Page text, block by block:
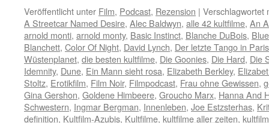
Veröffentlicht unter Film, Podcast, Rezension | Verschlagwortet
A Streetcar Named Desire, Alec Baldwyn, alle 42 kultfilme, An
arnold monti, arnold monty, Basic Instinct, Blanche DuBois,
Blanchett, Color Of Night, David Lynch, Der letzte Tango in Paris
Wüstenplanet, die besten kultfilme, Die Goonies, Die Hard, Die
Idemnity, Dune, Ein Mann sieht rosa, Elizabeth Berkley,
Stoltz, Erotikfilm, Film Noir, Filmpodcast, Frau ohne Gewissen,
Gina Gershon, Goldene Himbeere, Groucho Marx, Hanna And
Schwestern, Ingmar Bergman, Innenleben, Joe Estzsterhas,
definition, Kultfilm-Azubis, Kultfilme, kultfilme aller zeiten,